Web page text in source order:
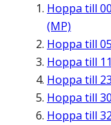
Hoppa till
(MP)
Hoppa till
Hoppa till
Hoppa till
Hoppa till
Hoppa till